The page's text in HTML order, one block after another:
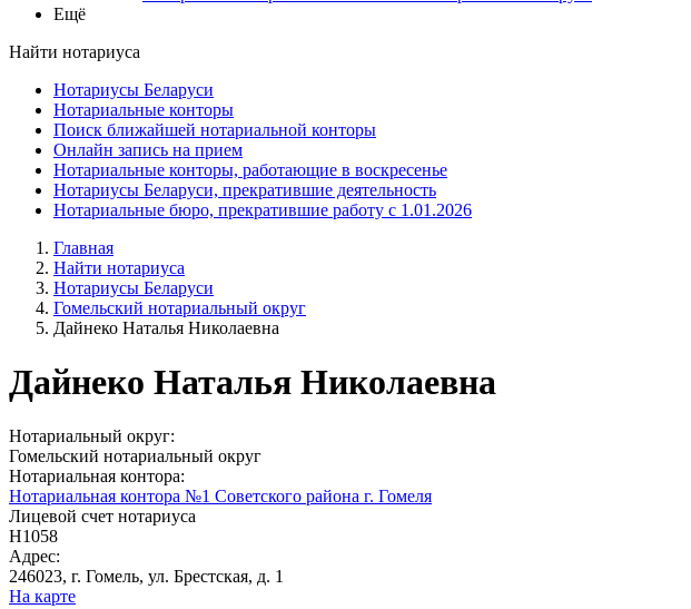
Ещё
Найти нотариуса
Нотариусы Беларуси
Нотариальные конторы
Поиск ближайшей нотариальной конторы
Онлайн запись на прием
Нотариальные конторы, работающие в воскресенье
Нотариусы Беларуси, прекратившие деятельность
Нотариальные бюро, прекратившие работу с 1.01.2026
Главная
Найти нотариуса
Нотариусы Беларуси
Гомельский нотариальный округ
Дайнеко Наталья Николаевна
Дайнеко Наталья Николаевна
Нотариальный округ:
Гомельский нотариальный округ
Нотариальная контора:
Нотариальная контора №1 Советского района г. Гомеля
Лицевой счет нотариуса
Н1058
Адрес:
246023, г. Гомель, ул. Брестская, д. 1
На карте